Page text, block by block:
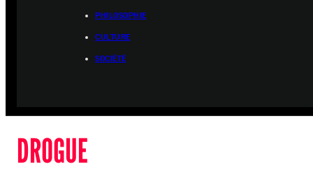
PHILOSOPHIE
CULTURE
SOCIÉTÉ
DROGUE